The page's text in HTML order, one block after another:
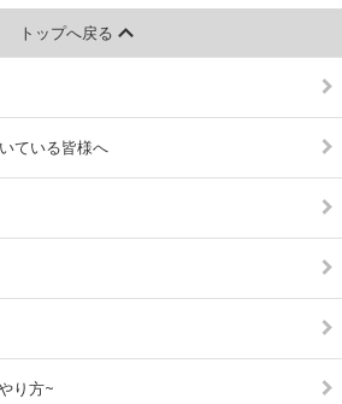
トップへ戻る
ている皆様へ
り方~